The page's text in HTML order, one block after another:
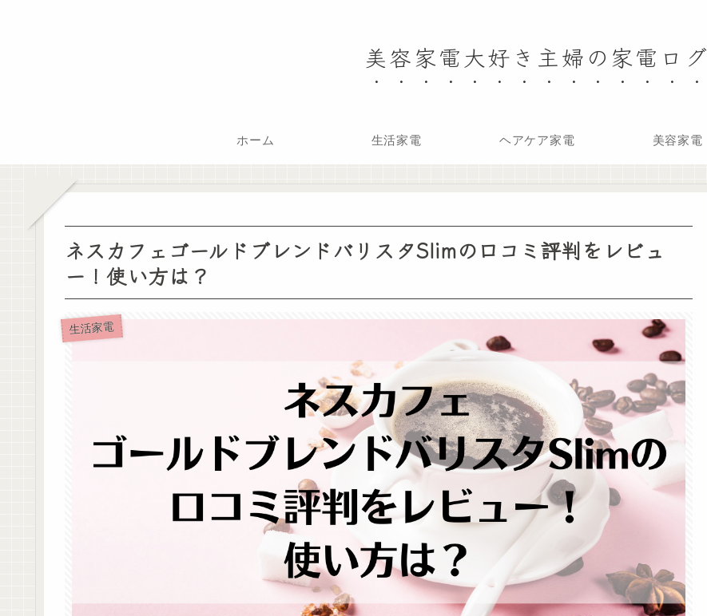
美容家電大好き主婦の家電ログ
ホーム 生活家電 ヘアケア家電 美容家電
ネスカフェゴールドブレンドバリスタSlimの口コミ評判をレビュ
ー！使い方は？
生活家電